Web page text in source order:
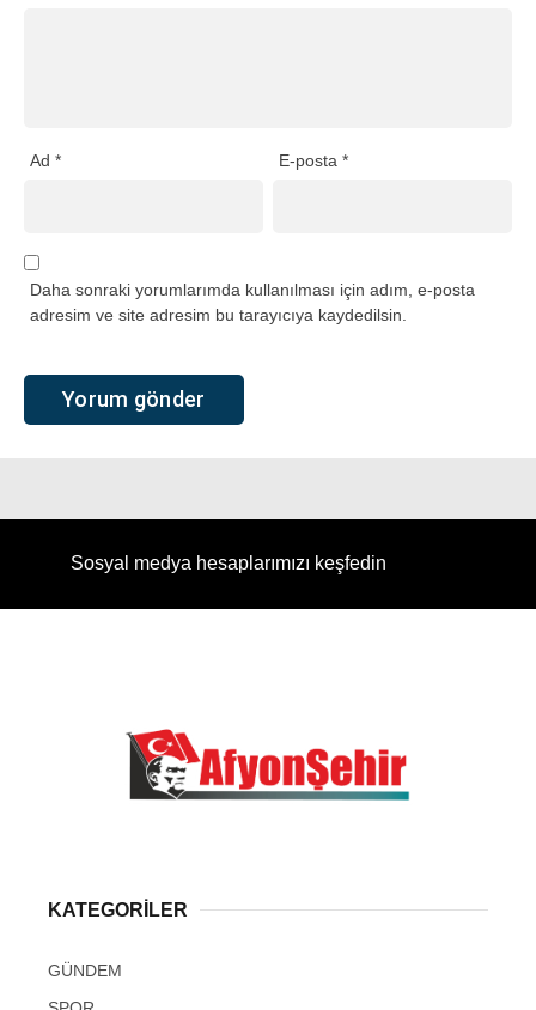
Ad * E-posta*
Daha sonraki yorumlarımda kullanılması için adım, e-posta
adresim ve site adresim bu tarayıcıya kaydedilsin.
Sosyal medya hesaplarımızı keşfedin
KATEGORİLER
GÜNDEM